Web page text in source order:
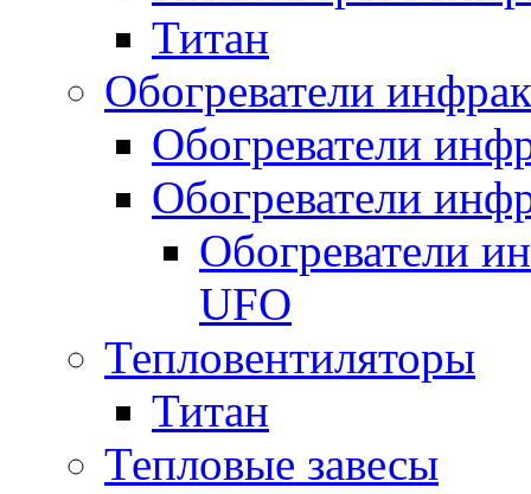
Титан
Обогреватели
Обогреватели
Обогреватели
Обогреватели
UFO
Тепловентиляторы
Титан
Тепловые завесы